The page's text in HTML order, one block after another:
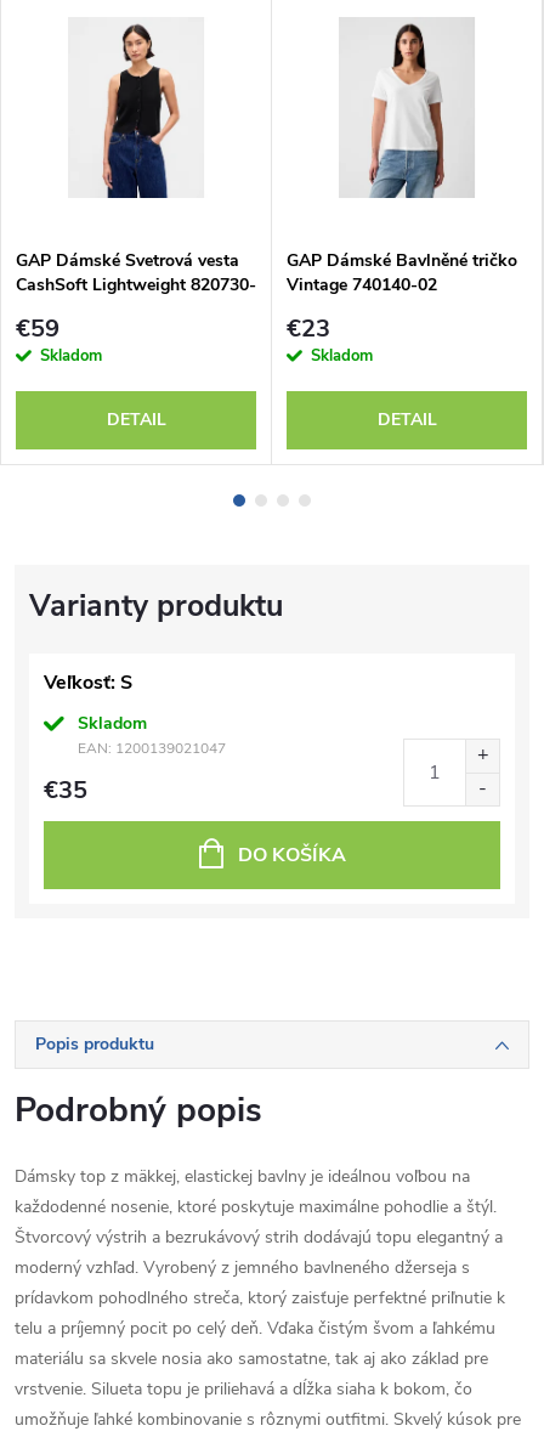
Veľkosť: S
Skladom
EAN: 1200139021047
€35
DO KOŠÍKA
Popis produktu
Podrobný popis
Dámsky top z mäkkej, elastickej bavlny je ideálnou voľbou na
každodenné nosenie, ktoré poskytuje maximálne pohodlie a štýl.
Štvorcový výstrih a bezrukávový strih dodávajú topu elegantný a
moderný vzhľad. Vyrobený z jemného bavlneného džerseja s
prídavkom pohodlného streča, ktorý zaisťuje perfektné priľnutie k
telu a príjemný pocit po celý deň. Vďaka čistým švom a ľahkému
materiálu sa skvele nosia ako samostatne, tak aj ako základ pre
vrstvenie. Silueta topu je priliehavá a dĺžka siaha k bokom, čo
umožňuje ľahké kombinovanie s rôznymi outfitmi. Skvelý kúsok pre
GAP Dámské Svetrová vesta
CashSoft Lightweight 820730-
€59
Skladom
DETAIL
GAP Dámské Bavlněné tričko
Vintage 740140-02
€23
Skladom
DETAIL